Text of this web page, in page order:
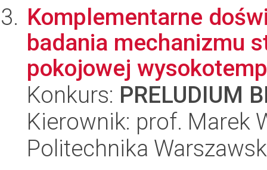
Komplementarne
badania mechanizmu
pokojowej
Konkurs: PRELUDIUM
Kierownik: prof. Marek
Politechnika